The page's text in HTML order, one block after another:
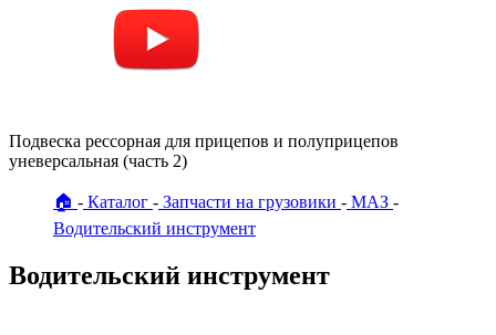
Подвеска рессорная для прицепов и полуприцепов
уневерсальная (часть 2)
🏠 Каталог Запчасти на грузовики
МАЗ
Водительский инструмент
Водительский инструмент